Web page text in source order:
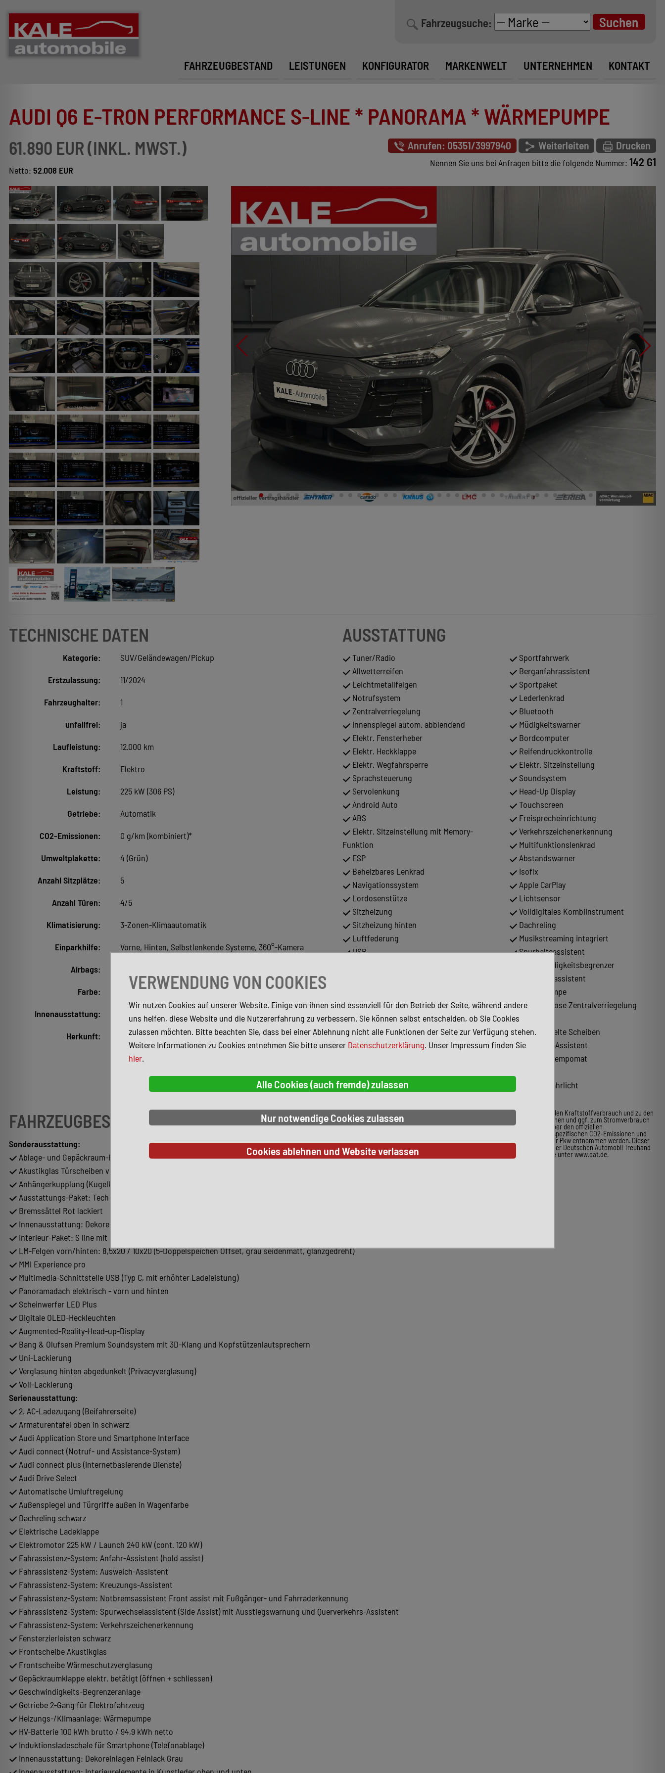
Fahrzeugsuche:
FAHRZEUGBESTAND LEISTUNGEN KONFIGURATOR MARKENWELT UNTERNEHMEN KONTAKT
AUDI Q6 E-TRON PERFORMANCE S-LINE * PANORAMA * WÄRMEPUMPE
61.890 EUR (INKL. MWST.)
Netto: 52.008 EUR
Anrufen: 05351/3997940 Weiterleiten Drucken
Nennen Sie uns bei Anfragen bitte die folgende Nummer: 142 G1
TECHNISCHE DATEN
Kategorie: SUV/Geländewagen/Pickup
Erstzulassung: 11/2024
Fahrzeughalter: 1
unfallfrei: ja
Laufleistung: 12.000 km
Kraftstoff: Elektro
Leistung: 225 kW (306 PS)
Getriebe: Automatik
CO2-Emissionen: 0 g/km (kombiniert)*
Umweltplakette: 4 (Grün)
Anzahl Sitzplätze: 5
Anzahl Türen: 4/5
Klimatisierung: 3-Zonen-Klimaautomatik
Einparkhilfe: Vorne, Hinten, Selbstlenkende Systeme, 360°-Kamera
Airbags:
Farbe: Grau (Magnetgrau)
Innenausstattung: Teilleder, Schwarz
Herkunft: Deutsche Ausführung
AUSSTATTUNG
Tuner/Radio
Allwetterreifen
Leichtmetallfelgen
Notrufsystem
Zentralverriegelung
Innenspiegel autom. abblendend
Elektr. Fensterheber
Elektr. Heckklappe
Elektr. Wegfahrsperre
Sprachsteuerung
Servolenkung
Android Auto
ABS
Elektr. Sitzeinstellung mit Memory-
Funktion
ESP
Beheizbares Lenkrad
Navigationssystem
Lordosenstütze
Sitzheizung
Sitzheizung hinten
Luftfederung
USB
Isofix Beifahrersitz
Panorama-Dach
Fernlichtassistent
Sportsitze
Schiebedach
Sportfahrwerk
Berganfahrassistent
Sportpaket
Lederlenkrad
Bluetooth
Müdigkeitswarner
Bordcomputer
Reifendruckkontrolle
Elektr. Sitzeinstellung
Soundsystem
Head-Up Display
Touchscreen
Freisprecheinrichtung
Verkehrszeichenerkennung
Multifunktionslenkrad
Abstandswarner
Isofix
Apple CarPlay
Lichtsensor
Volldigitales Kombiinstrument
Dachreling
Musikstreaming integriert
Spurhalteassistent
Geschwindigkeitsbegrenzer
Notbremsassistent
Wärmepumpe
Schlüssellose Zentralverriegelung
(Keyless)
Abgedunkelte Scheiben
Totwinkel-Assistent
Abstandstempomat
LED-Tagfahrlicht
FAHRZEUGBESCHREIBUNG
Sonderausstattung:
Ablage- und Gepäckraum-Paket mit Kofferraum vorn (Frunk)
Akustikglas Türscheiben vorn
Anhängerkupplung (Kugelkopf schwenkbar)
Ausstattungs-Paket: Tech Pro
Bremssättel Rot lackiert
Innenausstattung: Dekoreinlagen Aluminium matt gebürstet, Anthrazit
Interieur-Paket: S line mit Sportsitze, Sitzbezug Stoff/Kunstleder, schwarz
LM-Felgen vorn/hinten: 8,5x20 / 10x20 (5-Doppelspeichen Offset, grau seidenmatt, glanzgedreht)
MMI Experience pro
Multimedia-Schnittstelle USB (Typ C, mit erhöhter Ladeleistung)
Panoramadach elektrisch - vorn und hinten
Scheinwerfer LED Plus
Digitale OLED-Heckleuchten
Augmented-Reality-Head-up-Display
Bang & Olufsen Premium Soundsystem mit 3D-Klang und Kopfstützenlautsprechern
Uni-Lackierung
Verglasung hinten abgedunkelt (Privacyverglasung)
Voll-Lackierung
Serienausstattung:
2. AC-Ladezugang (Beifahrerseite)
Armaturentafel oben in schwarz
Audi Application Store und Smartphone Interface
Audi connect (Notruf- und Assistance-System)
Audi connect plus (Internetbasierende Dienste)
Audi Drive Select
Automatische Umluftregelung
Außenspiegel und Türgriffe außen in Wagenfarbe
Dachreling schwarz
Elektrische Ladeklappe
Elektromotor 225 kW / Launch 240 kW (cont. 120 kW)
Fahrassistenz-System: Anfahr-Assistent (hold assist)
Fahrassistenz-System: Ausweich-Assistent
Fahrassistenz-System: Kreuzungs-Assistent
Fahrassistenz-System: Notbremsassistent Front assist mit Fußgänger- und Fahrraderkennung
Fahrassistenz-System: Spurwechselassistent (Side Assist) mit Ausstiegswarnung und Querverkehrs-Assistent
Fahrassistenz-System: Verkehrszeichenerkennung
Fensterzierleisten schwarz
Frontscheibe Akustikglas
Frontscheibe Wärmeschutzverglasung
Gepäckraumklappe elektr. betätigt (öffnen + schliessen)
Geschwindigkeits-Begrenzeranlage
Getriebe 2-Gang für Elektrofahrzeug
Heizungs-/Klimaanlage: Wärmepumpe
HV-Batterie 100 kWh brutto / 94,9 kWh netto
Induktionsladeschale für Smartphone (Telefonablage)
Innenausstattung: Dekoreinlagen Feinlack Grau
* Weitere Informationen zum offiziellen Kraftstoffverbrauch und zu den
offiziellen spezifischen CO2-Emissionen und ggf. zum Stromverbrauch
neuer Pkw können dem Leitfaden über den offiziellen
Kraftstoffverbrauch, die offiziellen spezifischen CO2-Emissionen und
den offiziellen Stromverbrauch neuer Pkw entnommen werden. Dieser
ist an allen Verkaufsstellen und bei der Deutschen Automobil Treuhand
GmbH unentgeltlich erhältlich, sowie unter www.dat.de.
VERWENDUNG VON COOKIES
Wir nutzen Cookies auf unserer Website. Einige von ihnen sind essenziell für den Betrieb der Seite, während andere
uns helfen, diese Website und die Nutzererfahrung zu verbessern. Sie können selbst entscheiden, ob Sie Cookies
zulassen möchten. Bitte beachten Sie, dass bei einer Ablehnung nicht alle Funktionen der Seite zur Verfügung stehen.
Weitere Informationen zu Cookies entnehmen Sie bitte unserer Datenschutzerklärung. Unser Impressum finden Sie
hier.